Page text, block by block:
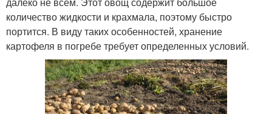
количество жидкости и крахмала, поэтому быстро
портится. В виду таких особенностей, хранение
картофеля в погребе требует определенных условий.